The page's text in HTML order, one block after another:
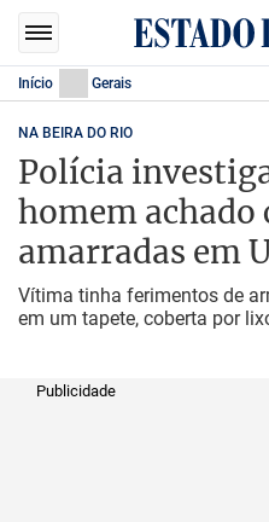
Início Gerais
NA BEIRA DO RIO
Polícia
homem achado
amarradas em
Vítima tinha ferimentos de
em um tapete, coberta por
Publicidade